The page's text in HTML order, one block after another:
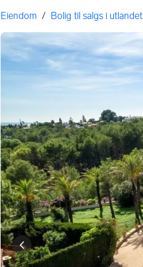
Her er du
Eiendom / Bolig til salgs i utlandet
Bildegalleri